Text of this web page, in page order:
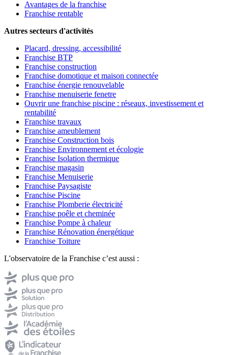
Avantages de la franchise
Franchise rentable
Autres secteurs d'activités
Placard, dressing, accessibilité
Franchise BTP
Franchise construction
Franchise domotique et maison connectée
Franchise énergie renouvelable
Franchise menuiserie fenetre
Ouvrir une franchise piscine : réseaux, investissement et
rentabilité
Franchise travaux
Franchise ameublement
Franchise Construction bois
Franchise Environnement et écologie
Franchise Isolation thermique
Franchise magasin
Franchise Menuiserie
Franchise Paysagiste
Franchise Piscine
Franchise Plomberie électricité
Franchise poêle et cheminée
Franchise Pompe à chaleur
Franchise Rénovation énergétique
Franchise Toiture
L'observatoire de la Franchise c’est aussi :